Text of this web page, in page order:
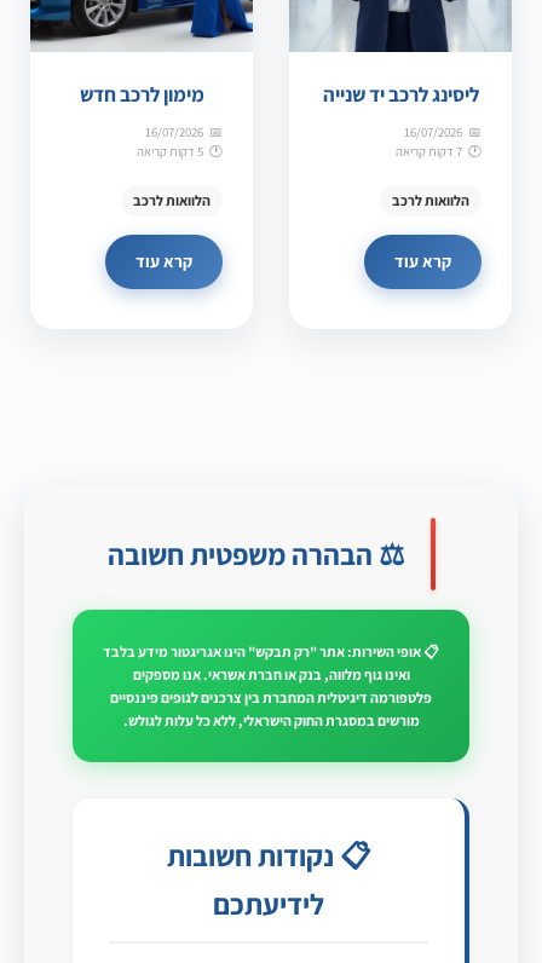
ליסינג לרכב יד שנייה
16/07/2026
7 דקות קריאה
הלוואות לרכב
קרא עוד
מימון לרכב חדש
16/07/2026
5 דקות קריאה
הלוואות לרכב
קרא עוד
⚖️ הבהרה משפטית חשובה
📋 אופי השירות: אתר "רק תבקש" הינו אגריגטור מידע בלבד
ואינו גוף מלווה, בנק או חברת אשראי. אנו מספקים
פלטפורמה דיגיטלית המחברת בין צרכנים לגופים פיננסיים
מורשים במסגרת החוק הישראלי, ללא כל עלות לגולש.
📋 נקודות חשובות
לידיעתכם